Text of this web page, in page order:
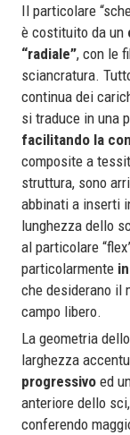
Il particolare
è costituito da un
“radiale”, con le
sciancratura.
continua dei
si traduce in una
facilitando la
composite a
struttura, sono
abbinati a inserti
lunghezza dello
al particolare
particolarmente
che desiderano il
campo libero.
La geometria
larghezza
progressivo ed
anteriore dello
conferendo